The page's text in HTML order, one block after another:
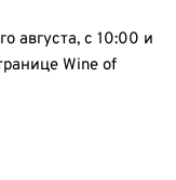
августа, с 10:00 и
Wine of